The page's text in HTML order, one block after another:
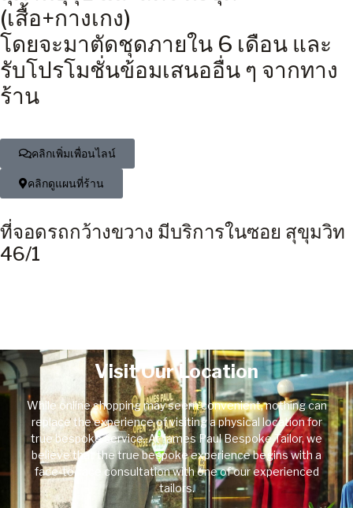
(เสื้อ+กางเกง)
โดยจะมาตัดชุดภายใน 6 เดือน และ
รับโปรโมชั่นข้อมเสนออื่น ๆ จากทาง
ร้าน
คลิกเพิ่มเพื่อนไลน์
คลิกดูแผนที่ร้าน
ที่จอดรถกว้างขวาง มีบริการในซอย สุขุมวิท
46/1
Visit Our Location
While online shopping may seem convenient, nothing can
replace the experience of visiting a physical location for
true bespoke service. At James Paul Bespoke Tailor, we
believe that the true bespoke experience begins with a
face-to-face consultation with one of our experienced
tailors.